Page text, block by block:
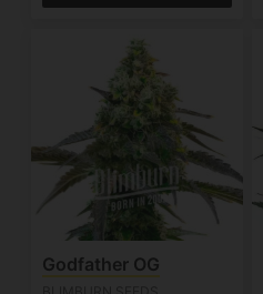
Godfather OG